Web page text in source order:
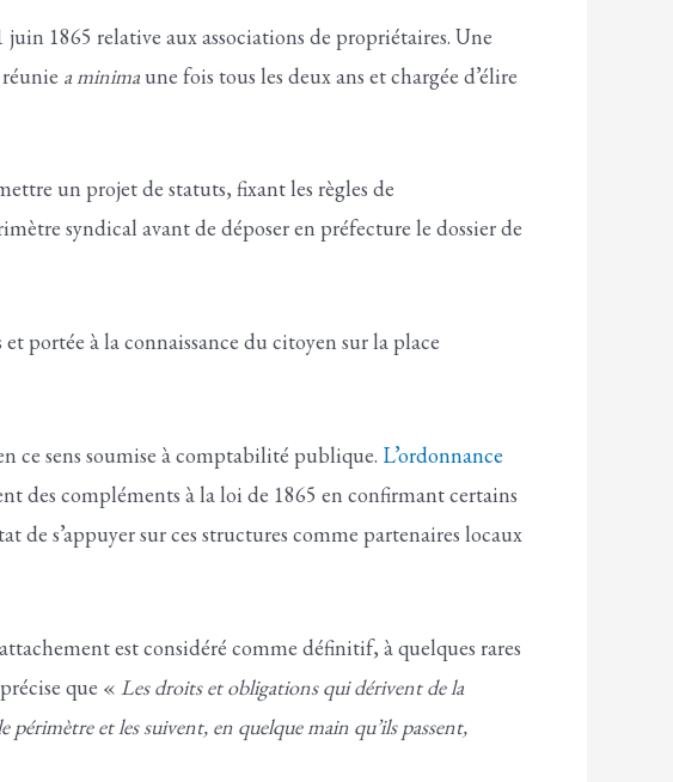
1865 relative aux associations de propriétaires. Une
a minimaune fois tous les deux ans et chargée d’élire
un projet de statuts, fixant les règles de
syndical avant de déposer en préfecture le dossier de
portée à la connaissance du citoyen sur la place
ce sens soumise à comptabilité publique. L’ordonnance
des compléments à la loi de 1865 en confirmant certains
s’appuyer sur ces structures comme partenaires locaux
est considéré comme définitif, à quelques rares
que « Les droits et obligations qui dérivent de la
et les suivent, en quelque main qu’ils passent,